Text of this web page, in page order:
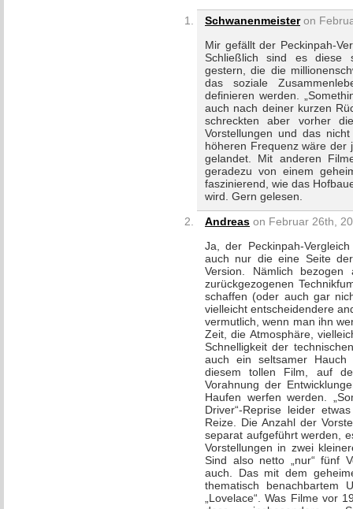
Schwanenmeisteron
Mir gefällt der Peckinpah-
Schließlich sind es diese
gestern, die die
das soziale
definieren werden.
auch nach deiner kurzen
schreckten aber vorher
Vorstellungen und das
höheren Frequenz wäre der
gelandet. Mit anderen
geradezu von einem
faszinierend, wie das
wird. Gern gelesen.
Andreas on Februar 26th,
Ja, der Peckinpah-
auch nur die eine Seite
Version. Nämlich
zurückgezogenen
schaffen (oder auch gar
vielleicht entscheidendere
vermutlich, wenn man ihn
Zeit, die Atmosphäre,
Schnelligkeit der
auch ein seltsamer
diesem tollen Film, auf
Vorahnung der
Haufen werfen werden.
Driver“-Reprise leider
Reize. Die Anzahl der
separat aufgeführt werden,
Vorstellungen in zwei
Sind also netto „nur“ fünf
auch. Das mit dem
thematisch benachbartem
„Lovelace“. Was Filme vor